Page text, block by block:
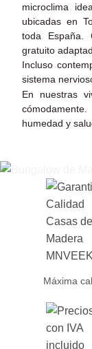
microclima
ubicadas en
toda España.
gratuito
Incluso
sistema
En nuestras
humedad y
Máxima